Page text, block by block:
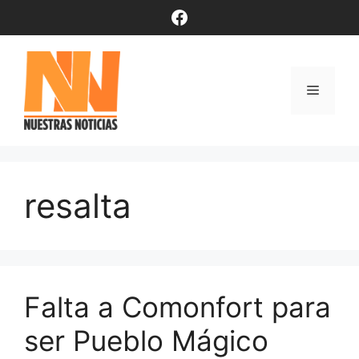
contenido
Facebook
Menú
resalta
Falta a Comonfort para
ser Pueblo Mágico